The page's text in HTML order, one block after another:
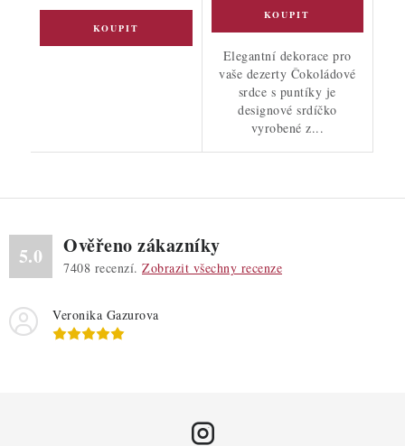
Elegantní dekorace pro
vaše dezerty Čokoládové
srdce s puntíky je
designové srdíčko
vyrobené z...
5.0 Ověřeno zákazníky
7408 recenzí. Zobrazit všechny recenze
Veronika Gazurova